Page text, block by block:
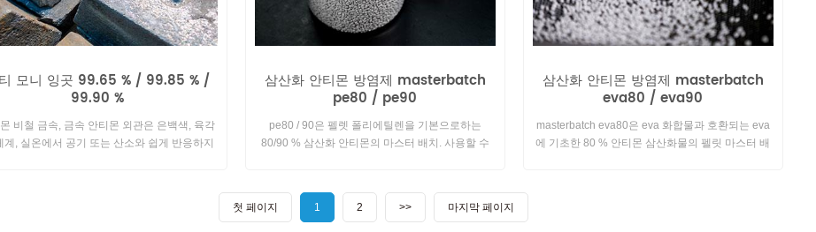
모니 잉곳 99.65 % / 99.85 % /
99.90 %
비철 금속, 금속 안티몬 외관은 은백색, 육각
계, 실온에서 공기 또는 산소와 쉽게 반응하지
삼산화 안티몬 방염제 masterbatch
pe80 / pe90
pe80 / 90은 펠렛 폴리에틸렌을 기본으로하는
80/90 % 삼산화 안티몬의 마스터 배치. 사용할 수
삼산화 안티몬 방염제 masterbatch
eva80 / eva90
masterbatch eva80은 eva 화합물과 호환되는 eva
에 기초한 80 % 안티몬 삼산화물의 펠릿 마스터 배
첫 페이지 1 2 >> 마지막 페이지